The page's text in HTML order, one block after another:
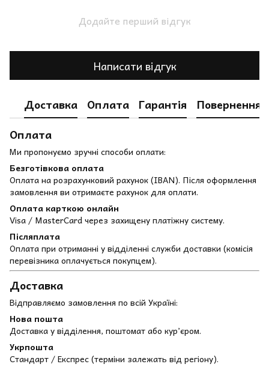
Додайте перший відгук
Написати відгук
Доставка Оплата Гарантія
Повернення
Оплата
Ми пропонуємо зручні способи оплати:
Безготівкова оплата
Оплата на розрахунковий рахунок (IBAN). Після оформлення
замовлення ви отримаєте рахунок для оплати.
Оплата карткою онлайн
Visa / MasterCard через захищену платіжну систему.
Післяплата
Оплата при отриманні у відділенні служби доставки (комісія
перевізника оплачується покупцем).
Доставка
Відправляємо замовлення по всій Україні:
Нова пошта
Доставка у відділення, поштомат або кур’єром.
Укрпошта
Стандарт / Експрес (терміни залежать від регіону).